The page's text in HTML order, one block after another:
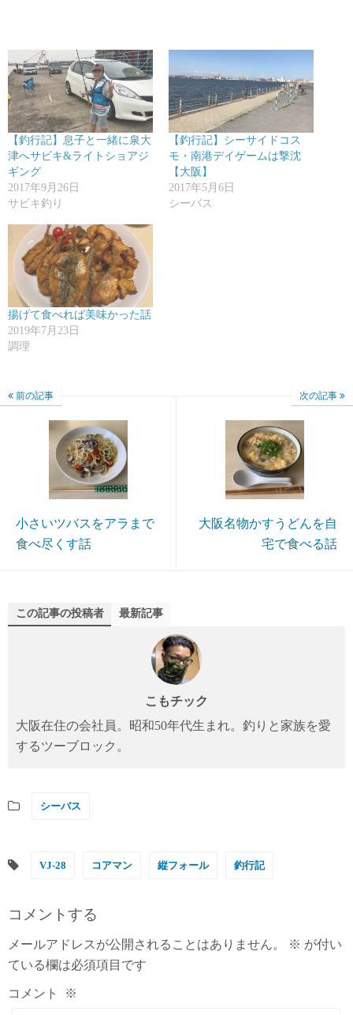
【釣行記】息子と一緒に泉大
津へサビキ&ライトショアジ
ギング
2017年9月26日
サビキ釣り
【釣行記】シーサイドコス
モ・南港デイゲームは撃沈
【大阪】
2017年5月6日
シーバス
揚げて食べれば美味かった話
2019年7月23日
調理
前の記事
小さいツバスをアラまで
食べ尽くす話
次の記事
大阪名物かすうどんを自
宅で食べる話
この記事の投稿者 最新記事
こもチック
大阪在住の会社員。昭和50年代生まれ。釣りと家族を愛
するツーブロック。
シーバス
VJ-28 コアマン 縦フォール 釣行記
コメントする
メールアドレスが公開されることはありません。 ※ が付い
ている欄は必須項目です
コメント ※